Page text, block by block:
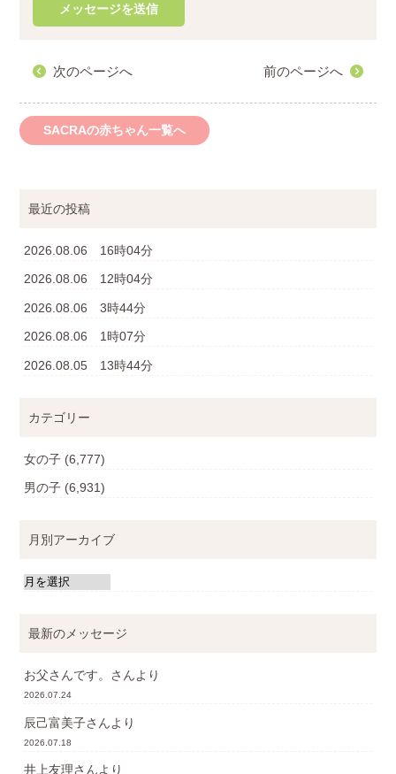
次のページへ 前のページへ
SACRAの赤ちゃん一覧へ
最近の投稿
2026.08.06 16時04分
2026.08.06 12時04分
2026.08.06 3時44分
2026.08.06 1時07分
2026.08.05 13時44分
カテゴリー
女の子 (6,777)
男の子 (6,931)
月別アーカイブ
最新のメッセージ
お父さんです。 さんより
2026.07.24
辰己富美子さんより
2026.07.18
井上友理さんより